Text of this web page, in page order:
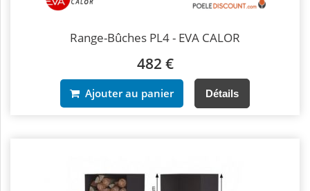
Range-Bûches PL4 - EVA CALOR
482 €
Ajouter au panier Détails